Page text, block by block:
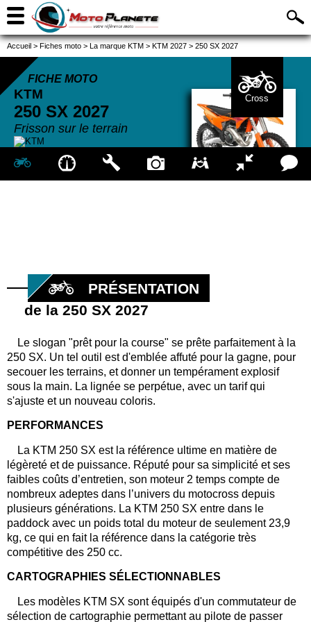
Accueil > Fiches moto > La marque KTM > KTM 2027 > 250 SX 2027
FICHE MOTO
KTM
250 SX 2027
Frisson sur le terrain
Cross
PRÉSENTATION
de la 250 SX 2027
Le slogan "prêt pour la course" se prête parfaitement à la
250 SX. Un tel outil est d'emblée affuté pour la gagne, pour
secouer les terrains, et donner un tempérament explosif
sous la main. La lignée se perpétue, avec un tarif qui
s'ajuste et un nouveau coloris.
PERFORMANCES
La KTM 250 SX est la référence ultime en matière de
légèreté et de puissance. Réputé pour sa simplicité et ses
faibles coûts d’entretien, son moteur 2 temps compte de
nombreux adeptes dans l’univers du motocross depuis
plusieurs générations. La KTM 250 SX entre dans le
paddock avec un poids total du moteur de seulement 23,9
kg, ce qui en fait la référence dans la catégorie très
compétitive des 250 cc.
CARTOGRAPHIES SÉLECTIONNABLES
Les modèles KTM SX sont équipés d'un commutateur de
sélection de cartographie permettant au pilote de passer